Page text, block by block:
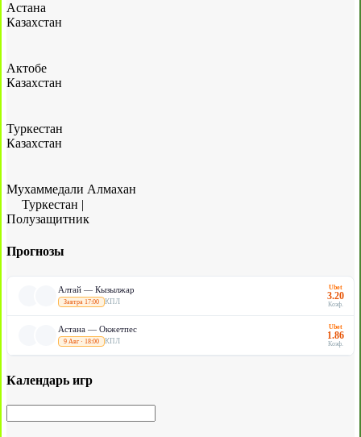
Астана
Казахстан
Актобе
Казахстан
Туркестан
Казахстан
Мухаммедали Алмахан
Туркестан |
Полузащитник
Прогнозы
Алтай — Кызылжар
Завтра 17:00 КПЛ
Ubet
3.20
Коэф.
Астана — Окжетпес
9 Авг · 18:00 КПЛ
Ubet
1.86
Коэф.
Календарь игр